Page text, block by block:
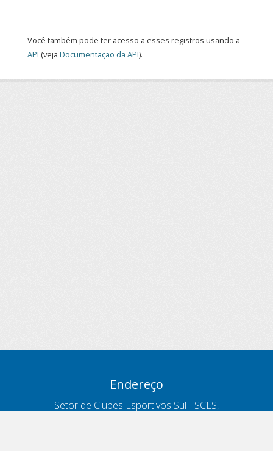
Você também pode ter acesso a esses registros usando a
API (veja Documentação da API).
Endereço
Setor de Clubes Esportivos Sul - SCES,